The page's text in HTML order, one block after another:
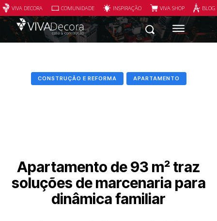
VIVA DECORA COMUNIDADE INSPIRAÇÃO VIVA SHOP
CONSTRUÇÃO E REFORMA APARTAMENTO
Apartamento de 93 m² traz
soluções de marcenaria para
dinâmica familiar